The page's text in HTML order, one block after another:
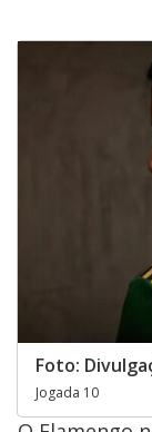
Foto:
Jogada 10